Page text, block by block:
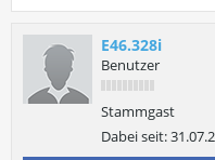
E46.328i
Benutzer
Stammgast
Dabei seit: